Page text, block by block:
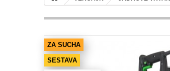
ZA SUCHA
SESTAVA